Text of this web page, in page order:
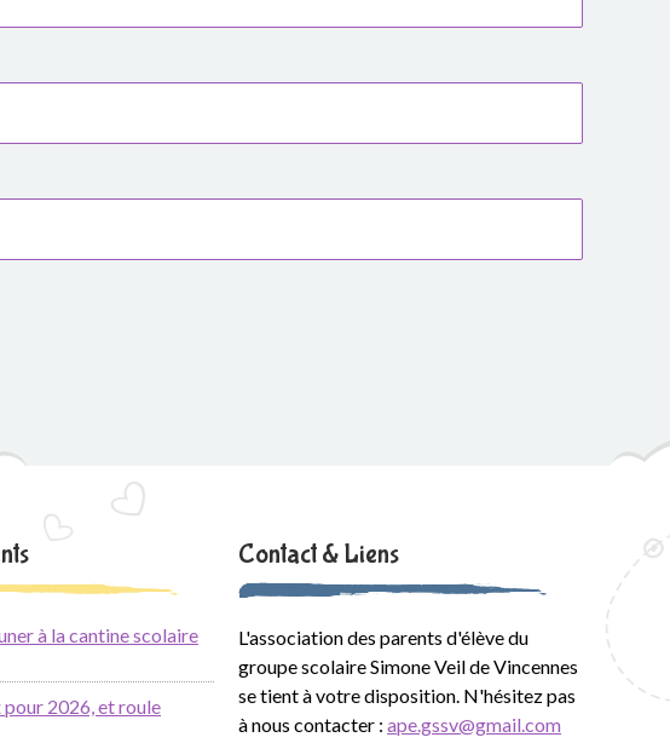
à la cantine scolaire
2026, et roule
Contact & Liens
L'association des parents d'élève du
groupe scolaire Simone Veil de Vincennes
se tient à votre disposition. N'hésitez pas
à nous contacter : ape.gssv@gmail.com